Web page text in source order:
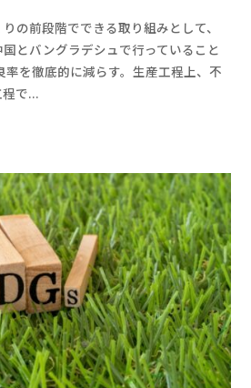
の前段階でできる取り組みとして、
とバングラデシュで行っていること
率を徹底的に減らす。生産工程上、不
で...